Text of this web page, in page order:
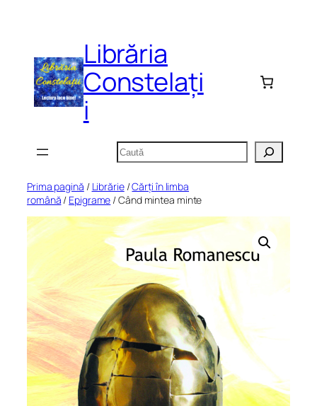
Librăria
Constelați
i
Caută
Prima pagină / Librărie/Cărți în limba
română / Epigrame / Când mintea minte